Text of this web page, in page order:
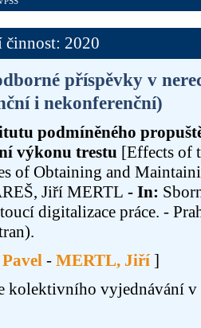
činnost: 2020
příspěvky v
i nekonferenční)
podmíněného
výkonu trestu [Effects of
of Obtaining and
Jiří MERTL - In:
digitalizace práce. -
- MERTL, Jiří ]
kolektivního vyjednávání v